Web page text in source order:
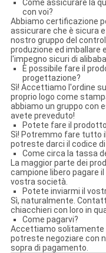
Come assicurare la
con voi?
Abbiamo certificazione
assicurare che è sicura
nostro gruppo del
produzione ed imballare
l'impegno sicuri di
È possibile fare il
progettazione?
Sì! Accettiamo l'ordine
proprio logo come
abbiamo un gruppo con
avete preveduto!
Potete fare il
Sì! Potremmo fare tutto
potreste darci il codice di
Come circa la tassa
La maggior parte dei
campione libero pagare
vostra società.
Potete inviarmi il
Sì, naturalmente.
chiacchieri con loro in
Come pagarvi?
Accettiamo solitamente
potreste negoziare con
sopra di pagamento.